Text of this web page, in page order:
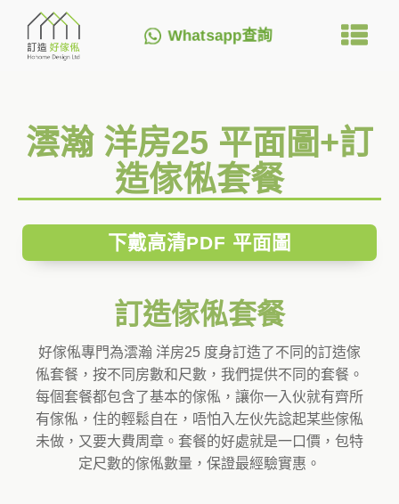
Whatsapp查詢
澐瀚 洋房25 平面圖+訂
造傢俬套餐
下戴高清PDF 平面圖
訂造傢俬套餐
好傢俬專門為澐瀚 洋房25 度身訂造了不同的訂造傢
俬套餐，按不同房數和尺數，我們提供不同的套餐。
每個套餐都包含了基本的傢俬，讓你一入伙就有齊所
有傢俬，住的輕鬆自在，唔怕入左伙先諗起某些傢俬
未做，又要大費周章。套餐的好處就是一口價，包特
定尺數的傢俬數量，保證最經驗實惠。